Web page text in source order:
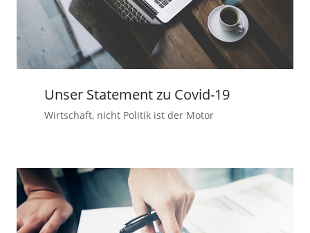
Unser Statement zu Covid-19
Wirtschaft, nicht Politik ist der Motor